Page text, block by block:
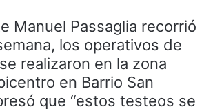
Manuel Passaglia recorrió
los operativos de
realizaron en la zona
en Barrio San
que “estos testeos se